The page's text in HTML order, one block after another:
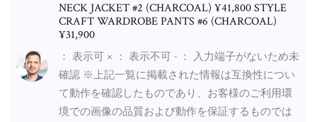
NECK JACKET #2 (CHARCOAL) ¥41,800 STYLE
CRAFT WARDROBE PANTS #6 (CHARCOAL)
¥31,900
： 表示可 × ： 表示不可 - ： 入力端子がないため未
確認 ※上記一覧に掲載された情報は互換性につい
て動作を確認したものであり、お客様のご利用環
境での画像の品質および動作を保証するものでは